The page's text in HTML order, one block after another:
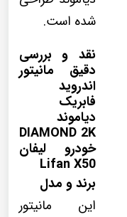
شده است.
نقد و بررسی
دقیق مانیتور
اندروید
فابریک
دیاموند
DIAMOND 2K
خودرو لیفان
Lifan X50
برند و مدل
این مانیتور